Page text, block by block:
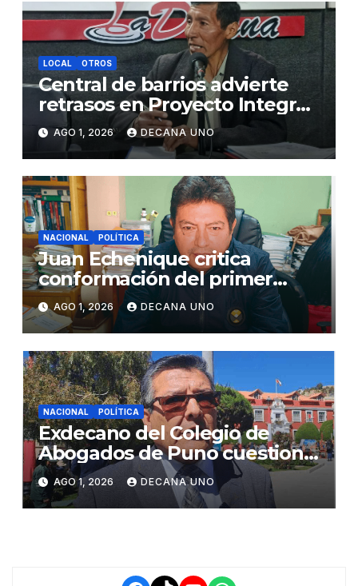
LOCAL OTROS
Central de barrios advierte
retrasos en Proyecto Integral
de Agua y Alcantarillado para
Juliaca
AGO 1, 2026 DECANA UNO
NACIONAL POLÍTICA
Juan Echenique critica
conformación del primer
gabinete ministerial de Keiko
Fujimori
AGO 1, 2026 DECANA UNO
NACIONAL POLÍTICA
Exdecano del Colegio de
Abogados de Puno cuestiona
propuestas sobre seguridad
ciudadana
AGO 1, 2026 DECANA UNO